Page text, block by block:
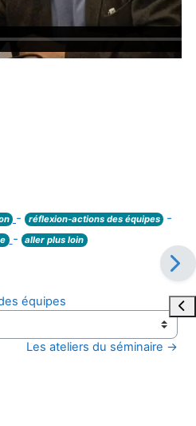
- réflexion-actions des équipes -
- aller plus loin
équipes
Les ateliers du séminaire →